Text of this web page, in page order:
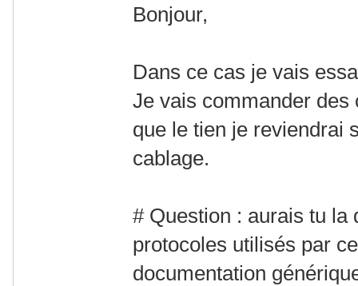
Bonjour,
Dans ce cas je vais
Je vais commander
que le tien je reviendrai
cablage.
# Question : aurais tu la
protocoles utilisés par
documentation